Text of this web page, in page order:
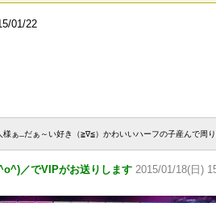
01/22
様ぁ…だぁ～い好き（≧∇≦）かわいいハーフの子産んで周
／でVIPがお送りします 2015/01/18(日)